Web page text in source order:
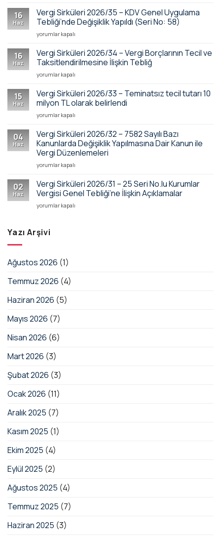
Raporlarının
İbraz
Uzatıldı
(2026)
Yayımlandı
2026/36
–
Yurt
Dışından
Edilen
Kazanç
İratlara
Gelir
Vergisi
için
16
Haz
Vergi Sirküleri 2026/35 – KDV Genel Uygulama
Tebliği’nde Değişiklik Yapıldı (Seri No: 58)
Vergi
2026/35
–
KDV
Genel
Tebliği’nde
Değişiklik
Yapıldı
(Seri
58)
için
yorumlar kapalı
16
Haz
Vergi Sirküleri 2026/34 – Vergi Borçlarının Tecil ve
Taksitlendirilmesine İlişkin Tebliğ
Vergi
2026/34
Vergi
Borçlarının
ve
Taksitlendirilmesine
İlişkin
Tebliğ
için
yorumlar kapalı
15
Haz
Vergi Sirküleri 2026/33 – Teminatsız tecil tutarı 10
milyon TL olarak belirlendi
Vergi
2026/33
–
Teminatsız
tecil
tutarı
milyon
TL
olarak
belirlendi
yorumlar kapalı
04
Haz
Vergi Sirküleri 2026/32 – 7582 Sayılı Bazı
Kanunlarda Değişiklik Yapılmasına Dair Kanun ile
Vergi Düzenlemeleri
Vergi
2026/32
–
7582
Sayılı
Değişiklik
ile
Düzenlemeleri
yorumlar kapalı
02
Haz
Vergi Sirküleri 2026/31 – 25 Seri No.lu Kurumlar
Vergisi Genel Tebliği’ne İlişkin Açıklamalar
Vergi
–
25
Kurumlar
Genel
İlişkin
Açıklamalar
için
yorumlar kapalı
Yazı Arşivi
Ağustos 2026 (1)
Temmuz 2026 (4)
Haziran 2026 (5)
Mayıs 2026 (7)
Nisan 2026 (6)
Mart 2026 (3)
Şubat 2026 (3)
Ocak 2026 (11)
Aralık 2025 (7)
Kasım 2025 (1)
Ekim 2025 (4)
Eylül 2025 (2)
Ağustos 2025 (4)
Temmuz 2025 (7)
Haziran 2025 (3)